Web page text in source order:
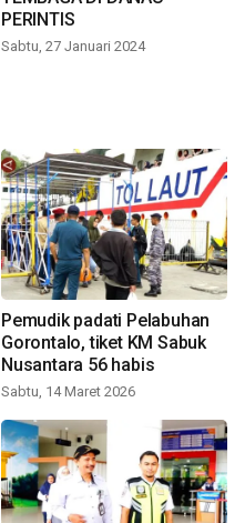
PERINTIS
Sabtu, 27 Januari 2024
Pemudik padati Pelabuhan
Gorontalo, tiket KM Sabuk
Nusantara 56 habis
Sabtu, 14 Maret 2026